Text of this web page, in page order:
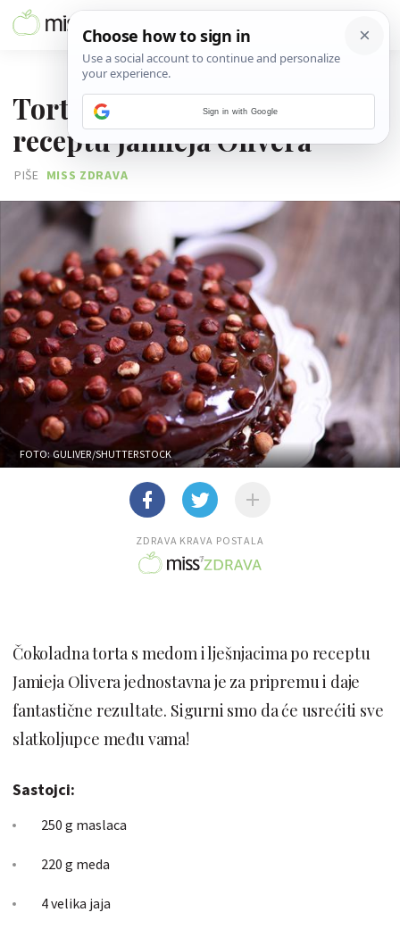
Torta od lješnjaka i meda po
receptu Jamieja Olivera
PIŠE MISS ZDRAVA
FOTO: GULIVER/SHUTTERSTOCK
ZDRAVA KRAVA POSTALA
Čokoladna torta s medom i lješnjacima po receptu
Jamieja Olivera jednostavna je za pripremu i daje
fantastične rezultate. Sigurni smo da će usrećiti sve
slatkoljupce među vama!
Sastojci:
250 g maslaca
220 g meda
4 velika jaja
Sign in with Google